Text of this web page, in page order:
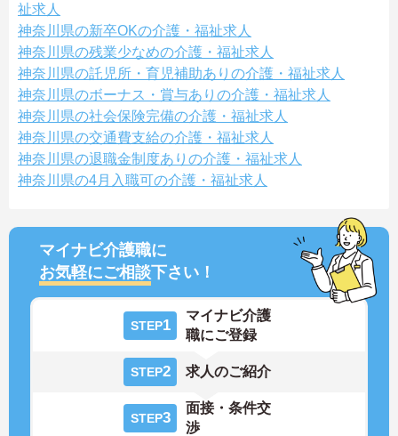
祉求人
神奈川県の新卒OKの介護・福祉求人
神奈川県の残業少なめの介護・福祉求人
神奈川県の託児所・育児補助ありの介護・福祉求人
神奈川県のボーナス・賞与ありの介護・福祉求人
神奈川県の社会保険完備の介護・福祉求人
神奈川県の交通費支給の介護・福祉求人
神奈川県の退職金制度ありの介護・福祉求人
神奈川県の4月入職可の介護・福祉求人
マイナビ介護職に
お気軽にご相談下さい！
STEP1
マイナビ介護
職にご登録
STEP2 求人のご紹介
STEP3
面接・条件交
渉